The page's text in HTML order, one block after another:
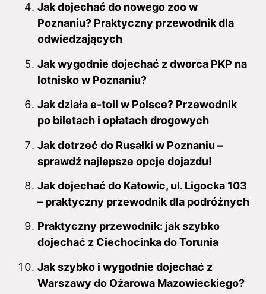
Jak dojechać do nowego zoo w
Poznaniu? Praktyczny przewodnik dla
odwiedzających
Jak wygodnie dojechać z dworca PKP na
lotnisko w Poznaniu?
Jak działa e-toll w Polsce? Przewodnik
po biletach i opłatach drogowych
Jak dotrzeć do Rusałki w Poznaniu –
sprawdź najlepsze opcje dojazdu!
Jak dojechać do Katowic, ul. Ligocka 103
– praktyczny przewodnik dla podróżnych
Praktyczny przewodnik: jak szybko
dojechać z Ciechocinka do Torunia
Jak szybko i wygodnie dojechać z
Warszawy do Ożarowa Mazowieckiego?